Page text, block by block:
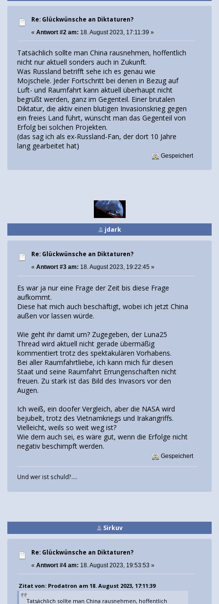
Re: Glückwünsche an Diktaturen?
« Antwort #2 am: 18. August 2023, 17:11:39 »
Tatsächlich sollte man China rausnehmen, hoffentlich
nicht nur aktuell sonders auch in Zukunft.
Was Russland betrifft sehe ich es genau wie
Mojschele. Jeder Fortschritt bei denen in Bezug auf
Luft- und Raumfahrt kann aktuell überhaupt nicht
begrüßt werden, ganz im Gegenteil. Einer brutalen
Diktatur, die aktiv einen blutigen Invasionskrieg gegen
ein freies Land führt, wünscht man das Gegenteil von
Erfolg bei solchen Projekten.
(das sag ich als ex-Russland-Fan, der dort 10 Jahre
lang gearbeitet hat)
Gespeichert
jdark
Re: Glückwünsche an Diktaturen?
« Antwort #3 am: 18. August 2023, 19:22:45 »
Es war ja nur eine Frage der Zeit bis diese Frage
aufkommt.
Diese hat mich auch beschäftigt, wobei ich jetzt China
außen vor lassen würde.
Wie geht ihr damit um? Zugegeben, der Luna25
Thread wird aktuell nicht gerade übermäßig
kommentiert trotz des spektakulären Vorhabens.
Bei aller Raumfahrtliebe, ich kann mich für diesen
Staat und seine Raumfahrt Errungenschaften nicht
freuen. Zu stark ist das Bild des Invasors vor den
Augen.
Ich weiß, ein doofer Vergleich, aber die NASA wird
bejubelt, trotz des Vietnamkriegs und Irakangriffs.
Vielleicht, weils so weit weg ist?
Wie dem auch sei, es wäre gut, wenn die Erfolge nicht
negativ beschimpft werden.
Gespeichert
Und wer ist schuld?....
Sirkuv
Re: Glückwünsche an Diktaturen?
« Antwort #4 am: 18. August 2023, 19:53:53 »
Zitat von: Prodatron am 18. August 2023, 17:11:39
Tatsächlich sollte man China rausnehmen, hoffentlich